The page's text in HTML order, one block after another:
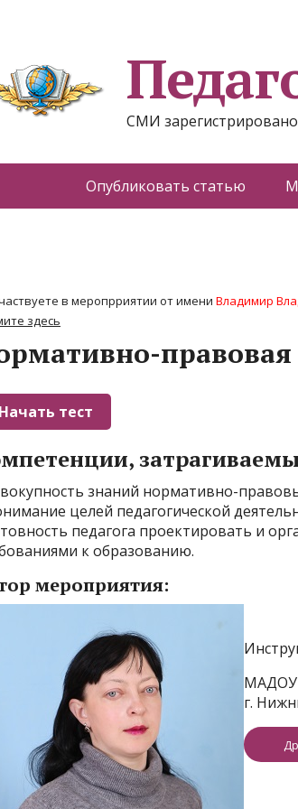
СМИ
Опубликовать статью
в меропрриятии от имени Владимир
здесь
правовая
знаний нормативно-
целей педагогической
педагога проектировать и
к образованию.
мероприятия:
МАДОУ
г.